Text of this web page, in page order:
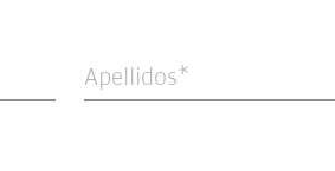
Apellidos